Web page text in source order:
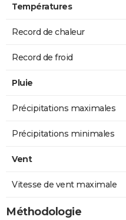
Températures
Record de chaleur
Record de froid
Pluie
Précipitations maximales
Précipitations minimales
Vent
Vitesse de vent maximale
Méthodologie